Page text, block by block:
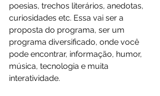
poesias, trechos literários, anedotas,
curiosidades etc. Essa vai ser a
proposta do programa, ser um
programa diversificado, onde você
pode encontrar, informação, humor,
música, tecnologia e muita
interatividade.